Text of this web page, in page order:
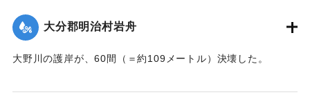
大分郡明治村岩舟
大野川の護岸が、60間（＝約109メートル）決壊した。